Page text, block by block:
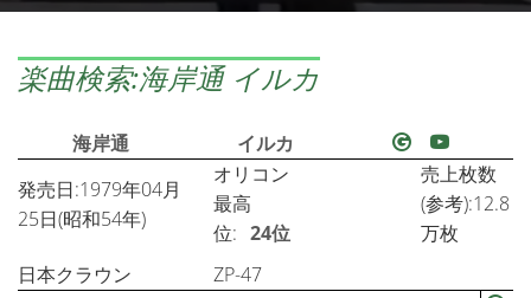
楽曲検索:海岸通 イルカ
海岸通
イルカ
発売日:1979年04月
25日(昭和54年)
オリコン
最高
位: 24位
売上枚数
(参考):12.8
万枚
日本クラウン
ZP-47